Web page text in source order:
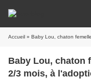
Accueil » Baby Lou, chaton
Baby Lou, chaton
2/3 mois, à